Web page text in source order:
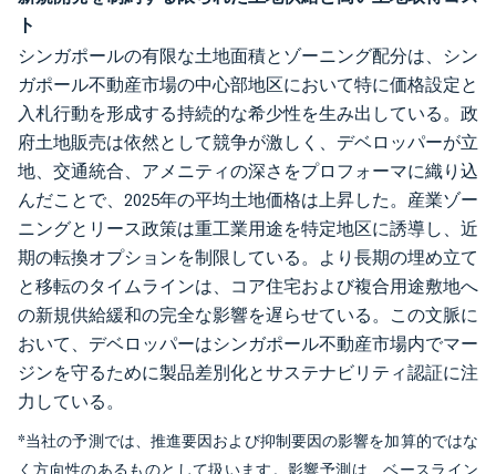
ト
シンガポールの有限な土地面積とゾーニング配分は、シン
ガポール不動産市場の中心部地区において特に価格設定と
入札行動を形成する持続的な希少性を生み出している。政
府土地販売は依然として競争が激しく、デベロッパーが立
地、交通統合、アメニティの深さをプロフォーマに織り込
んだことで、2025年の平均土地価格は上昇した。産業ゾー
ニングとリース政策は重工業用途を特定地区に誘導し、近
期の転換オプションを制限している。より長期の埋め立て
と移転のタイムラインは、コア住宅および複合用途敷地へ
の新規供給緩和の完全な影響を遅らせている。この文脈に
おいて、デベロッパーはシンガポール不動産市場内でマー
ジンを守るために製品差別化とサステナビリティ認証に注
力している。
*当社の予測では、推進要因および抑制要因の影響を加算的ではな
く方向性のあるものとして扱います。影響予測は、ベースライン